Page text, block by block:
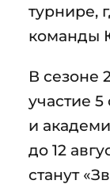
турнире,
команды
В сезоне
участие
и
до 12
станут